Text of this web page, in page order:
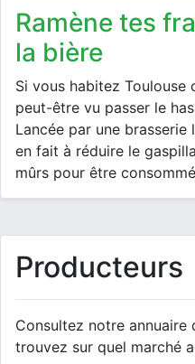
Ramène tes fraises, on fera de
la bière
Si vous habitez Toulouse
peut-être vu passer le
Lancée par une
en fait à réduire le
mûrs pour être
Producteurs
Consultez notre
trouvez sur quel marché